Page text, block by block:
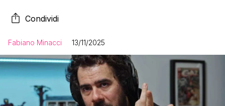
Condividi
Fabiano Minacci 13/11/2025